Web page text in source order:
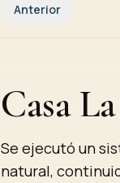
Anterior
Casa
Se ejecutó un
natural,